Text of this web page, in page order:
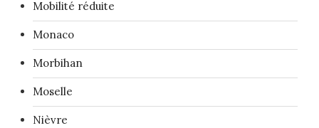
Mobilité réduite
Monaco
Morbihan
Moselle
Nièvre